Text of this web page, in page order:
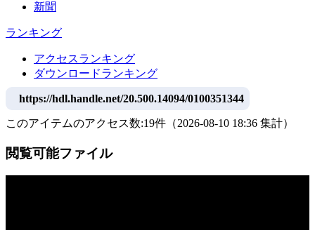
新聞
ランキング
アクセスランキング
ダウンロードランキング
https://hdl.handle.net/20.500.14094/0100351344
このアイテムのアクセス数:19件 （2026-08-10 18:36 集計）
閲覧可能ファイル